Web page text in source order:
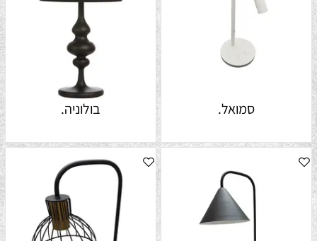
סמואל. בולוניה.